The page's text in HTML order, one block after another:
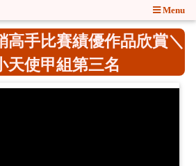
Menu
高手比賽績優作品欣賞＼
天使甲組第三名